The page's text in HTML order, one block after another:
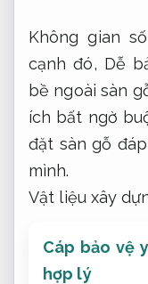
Không gian
cạnh đó, Dễ
bề ngoài sàn
ích bất ngờ
đặt sàn gỗ
mình.
Vật liệu xây
Cáp bảo vệ
hợp lý